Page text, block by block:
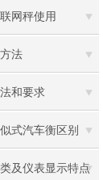
网秤使用
法
和要求
式汽车衡区别
及仪表显示特点